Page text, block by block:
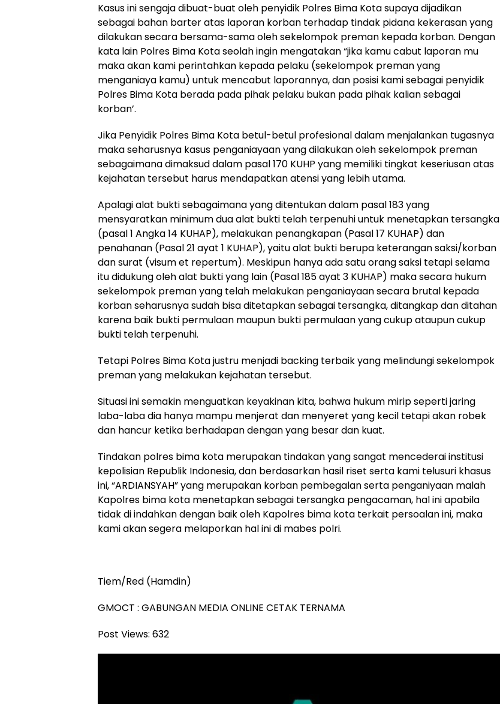
Kasus ini sengaja dibuat-buat oleh penyidik Polres Bima Kota supaya dijadikan
sebagai bahan barter atas laporan korban terhadap tindak pidana kekerasan yang
dilakukan secara bersama-sama oleh sekelompok preman kepada korban. Dengan
kata lain Polres Bima Kota seolah ingin mengatakan “jika kamu cabut laporan mu
maka akan kami perintahkan kepada pelaku (sekelompok preman yang
menganiaya kamu) untuk mencabut laporannya, dan posisi kami sebagai penyidik
Polres Bima Kota berada pada pihak pelaku bukan pada pihak kalian sebagai
korban’.
Jika Penyidik Polres Bima Kota betul-betul profesional dalam menjalankan tugasnya
maka seharusnya kasus penganiayaan yang dilakukan oleh sekelompok preman
sebagaimana dimaksud dalam pasal 170 KUHP yang memiliki tingkat keseriusan atas
kejahatan tersebut harus mendapatkan atensi yang lebih utama.
Apalagi alat bukti sebagaimana yang ditentukan dalam pasal 183 yang
mensyaratkan minimum dua alat bukti telah terpenuhi untuk menetapkan tersangka
(pasal 1 Angka 14 KUHAP), melakukan penangkapan (Pasal 17 KUHAP) dan
penahanan (Pasal 21 ayat 1 KUHAP), yaitu alat bukti berupa keterangan saksi/korban
dan surat (visum et repertum). Meskipun hanya ada satu orang saksi tetapi selama
itu didukung oleh alat bukti yang lain (Pasal 185 ayat 3 KUHAP) maka secara hukum
sekelompok preman yang telah melakukan penganiayaan secara brutal kepada
korban seharusnya sudah bisa ditetapkan sebagai tersangka, ditangkap dan ditahan
karena baik bukti permulaan maupun bukti permulaan yang cukup ataupun cukup
bukti telah terpenuhi.
Tetapi Polres Bima Kota justru menjadi backing terbaik yang melindungi sekelompok
preman yang melakukan kejahatan tersebut.
Situasi ini semakin menguatkan keyakinan kita, bahwa hukum mirip seperti jaring
laba-laba dia hanya mampu menjerat dan menyeret yang kecil tetapi akan robek
dan hancur ketika berhadapan dengan yang besar dan kuat.
Tindakan polres bima kota merupakan tindakan yang sangat mencederai institusi
kepolisian Republik Indonesia, dan berdasarkan hasil riset serta kami telusuri khasus
ini, “ARDIANSYAH” yang merupakan korban pembegalan serta penganiyaan malah
Kapolres bima kota menetapkan sebagai tersangka pengacaman, hal ini apabila
tidak di indahkan dengan baik oleh Kapolres bima kota terkait persoalan ini, maka
kami akan segera melaporkan hal ini di mabes polri.
Tiem/Red (Hamdin)
GMOCT : GABUNGAN MEDIA ONLINE CETAK TERNAMA
Post Views: 632